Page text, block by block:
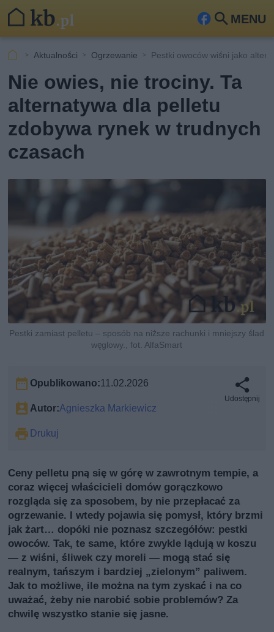
MENU
Fa
ook
Szu
kaj
Aktualności Ogrzewanie Pestki owoców wiśni jako
Nie owies, nie trociny. Ta
alternatywa dla pelletu
zdobywa rynek w trudnych
czasach
Pestki zamiast pelletu – sposób na niższe rachunki i mniejszy ślad
węglowy., fot. AlfaSmart
Opublikowano:11.02.2026
Autor:Agnieszka Markiewicz
Drukuj
Udostępnij
Ceny pelletu pną się w górę w zawrotnym tempie, a
coraz więcej właścicieli domów gorączkowo
rozgląda się za sposobem, by nie przepłacać za
ogrzewanie. I wtedy pojawia się pomysł, który brzmi
jak żart… dopóki nie poznasz szczegółów: pestki
owoców. Tak, te same, które zwykle lądują w koszu
— z wiśni, śliwek czy moreli — mogą stać się
realnym, tańszym i bardziej „zielonym” paliwem.
Jak to możliwe, ile można na tym zyskać i na co
uważać, żeby nie narobić sobie problemów? Za
chwilę wszystko stanie się jasne.